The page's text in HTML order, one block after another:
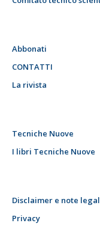
Abbonati
CONTATTI
La rivista
Tecniche Nuove
I libri Tecniche Nuove
Disclaimer e note
Privacy